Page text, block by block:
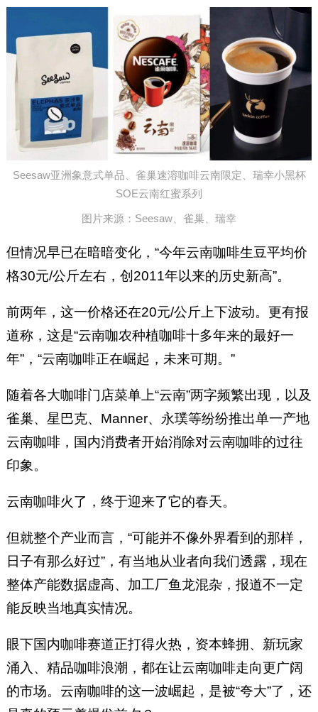
Seesaw亚洲象意式单品、雀巢速溶咖啡云南限定、瑞幸小黑杯
SOE云南红蜜系列
图片来源：Seesaw、雀巢、瑞幸
但情况早已在暗暗变化，“今年云南咖啡生豆平均价
格30元/公斤左右，创2011年以来的历史新高”。
前两年，这一价格还在20元/公斤上下波动。更有报
道称，这是“云南咖农种植咖啡十多年来的最好一
年”，“云南咖啡正在崛起，未来可期。”
随着各大咖啡门店菜单上“云南”两字频繁出现，以及
雀巢、星巴克、Manner、永璞等纷纷推出单一产地
云南咖啡，国内消费者开始消除对云南咖啡的过往
印象。
云南咖啡火了，终于迎来了它的春天。
但就整个产业而言，“可能并不像外界看到的那样，
日子有那么好过”，有当地从业者向我们透露，现在
整体产能数据虚高、加工厂鱼龙混杂，报道不一定
能反映当地真实情况。
眼下国内咖啡赛道正打得火热，资本蜂拥、新玩家
涌入、精品咖啡浪潮，都在让云南咖啡走向更广阔
的市场。云南咖啡的这一波崛起，是被“夸大”了，还